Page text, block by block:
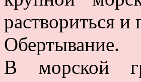
раствориться
Обертывание.
В морской